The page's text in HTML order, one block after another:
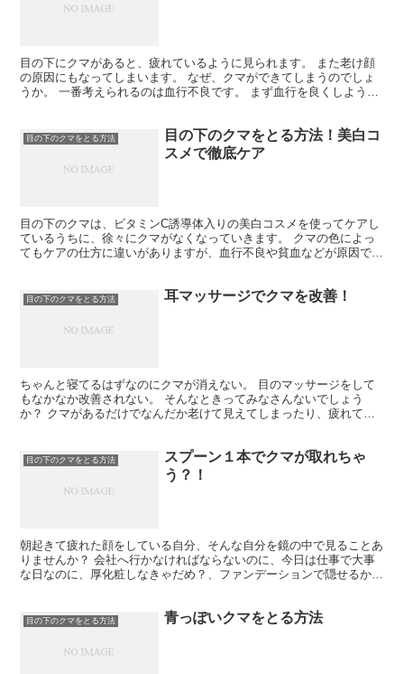
目の下にクマがあると、疲れているように見られます。 また老け顔
の原因にもなってしまいます。 なぜ、クマができてしまうのでしょ
うか。 一番考えられるのは血行不良です。 まず血行を良くしよう
目の下のクマをとる方法
目の下のクマをとる方法！美白コ
スメで徹底ケア
目の下のクマは、ビタミンC誘導体入りの美白コスメを使ってケアし
ているうちに、徐々にクマがなくなっていきます。 クマの色によっ
てもケアの仕方に違いがありますが、血行不良や貧血などが原因でな
目の下のクマをとる方法 耳マッサージでクマを改善！
ちゃんと寝てるはずなのにクマが消えない。 目のマッサージをして
もなかなか改善されない。 そんなときってみなさんないでしょう
か？ クマがあるだけでなんだか老けて見えてしまったり、疲れてい
目の下のクマをとる方法
スプーン１本でクマが取れちゃ
う？！
朝起きて疲れた顔をしている自分、そんな自分を鏡の中で見ることあ
りませんか？ 会社へ行かなければならないのに、今日は仕事で大事
な日なのに、厚化粧しなきゃだめ？、ファンデーションで隠せるか
目の下のクマをとる方法 青っぽいクマをとる方法